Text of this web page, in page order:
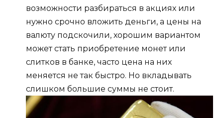
возможности разбираться в акциях или
нужно срочно вложить деньги, а цены на
валюту подскочили, хорошим вариантом
может стать приобретение монет или
слитков в банке, часто цена на них
меняется не так быстро. Но вкладывать
слишком большие суммы не стоит.